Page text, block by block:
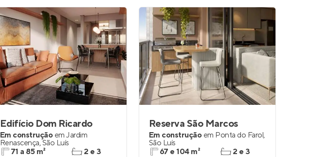
Edifício Dom Ricardo
Em construção em Jardim
Renascença,São Luís
71 a 85 m²
2 e 3
Reserva São Marcos
Em construção em Ponta do Farol,
São Luís
67 e 104 m²
2 e 3